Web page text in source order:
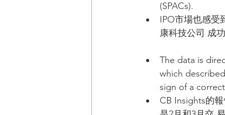
(SPACs).
IPO市場也感受
康科技公司 成
The data is
which
sign of a
CB Insights的